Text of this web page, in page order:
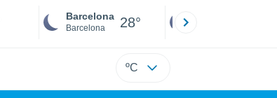
Barcelona
Barcelona 28°
ºC